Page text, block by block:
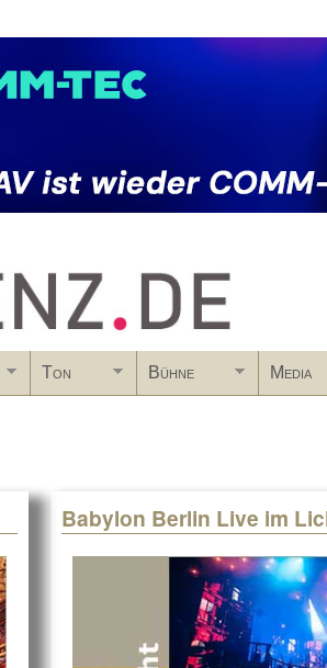
Ton Bühne Media
Babylon Berlin Live im